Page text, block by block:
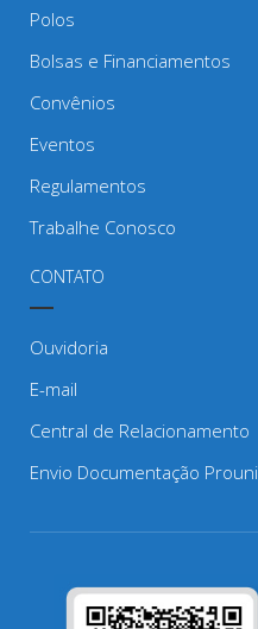
Polos
Bolsas e Financiamentos
Convênios
Eventos
Regulamentos
Trabalhe Conosco
CONTATO
Ouvidoria
E-mail
Central de Relacionamento
Envio Documentação Prouni